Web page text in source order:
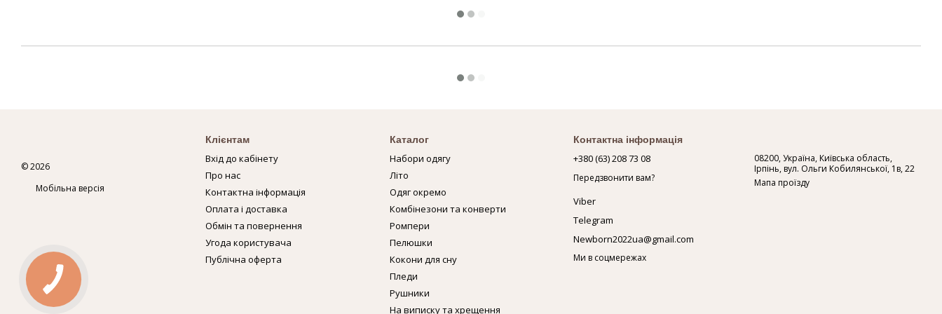
© 2026
Мобільна версія
Клієнтам
Вхід до кабінету
Про нас
Контактна інформація
Оплата і доставка
Обмін та повернення
Угода користувача
Публічна оферта
Каталог
Набори одягу
Літо
Одяг окремо
Комбінезони та конверти
Ромпери
Пелюшки
Кокони для сну
Пледи
Рушники
На виписку та хрещення
Контактна інформація
+380 (63) 208 73 08
Передзвонити вам?
Viber
Telegram
Newborn2022ua@gmail.com
08200, Україна, Київська область,
Ірпінь, вул. Ольги Кобилянської, 1в, 22
Мапа проїзду
Ми в соцмережах